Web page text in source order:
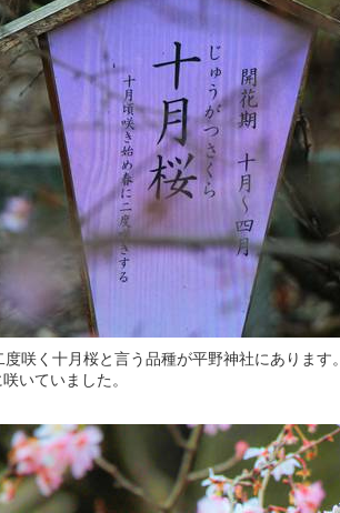
咲く十月桜と言う品種が平野神社にあります。
いていました。